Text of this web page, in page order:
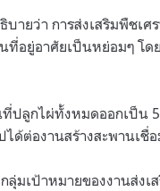
ายว่า การส่งเสริมพืชเ
อยู่อาศัยเป็นหย่อมๆ โด
ปลูกไผ่ทั้งหมดออกเป็น
ด้ต่องานสร้างสะพานเชื่
มเป้าหมายของงานส่งเ